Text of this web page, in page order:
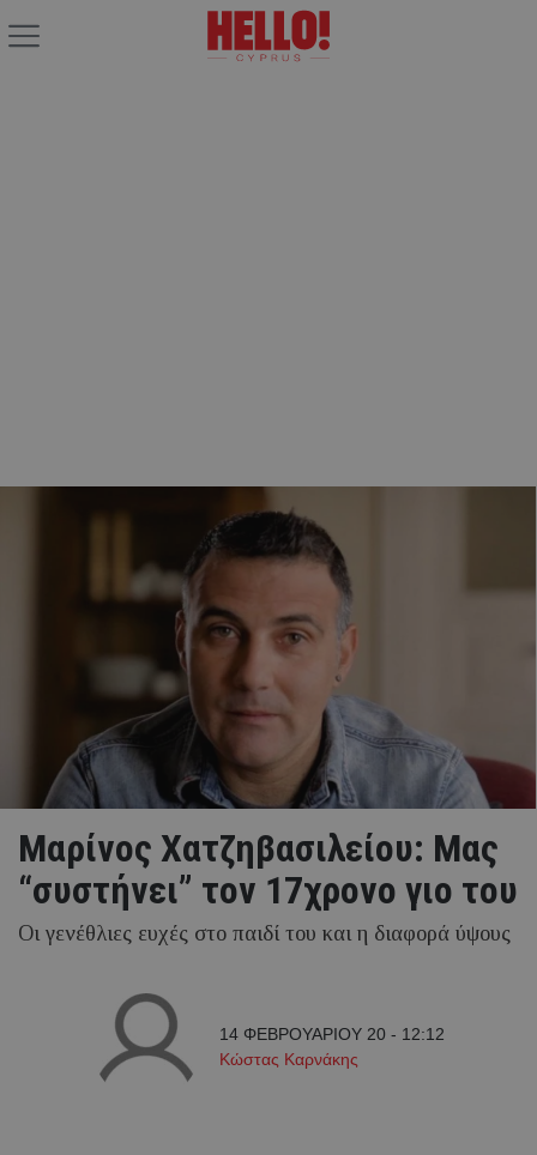
Mαρίνος Χατζηβασιλείου: Μας
“συστήνει” τον 17χρονο γιο του
Οι γενέθλιες ευχές στο παιδί του και η διαφορά ύψους
14 ΦΕΒΡΟΥΑΡΙΟΥ 20 - 12:12
Κώστας Καρνάκης